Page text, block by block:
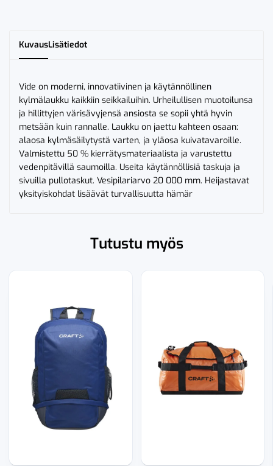
KuvausLisätiedot
Vide on moderni, innovatiivinen ja käytännöllinen
kylmälaukku kaikkiin seikkailuihin. Urheilullisen muotoilunsa
ja hillittyjen värisävyjensä ansiosta se sopii yhtä hyvin
metsään kuin rannalle. Laukku on jaettu kahteen osaan:
alaosa kylmäsäilytystä varten, ja yläosa kuivatavaroille.
Valmistettu 50 % kierrätysmateriaalista ja varustettu
vedenpitävillä saumoilla. Useita käytännöllisiä taskuja ja
sivuilla pullotaskut. Vesipilariarvo 20 000 mm. Heijastavat
yksityiskohdat lisäävät turvallisuutta hämär
Tutustu myös